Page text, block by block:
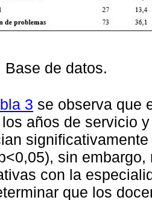
Base de datos.
3 se observa que
años de servicio
sin
con la
que los